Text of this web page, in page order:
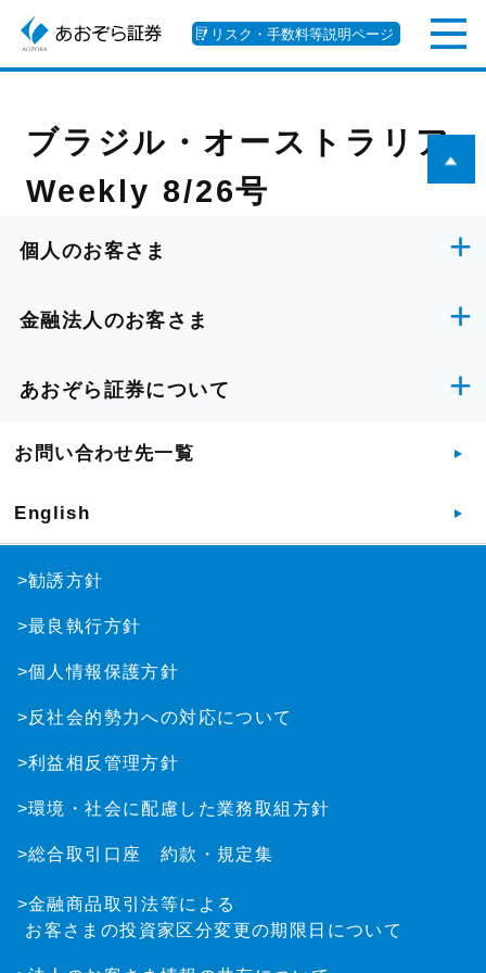
リスク・手数料等説明ページ
ブラジル・オーストラリア
Weekly 8/26号
個人のお客さま
金融法人のお客さま
あおぞら証券について
お問い合わせ先一覧
English
>勧誘方針
>最良執行方針
>個人情報保護方針
>反社会的勢力への対応について
>利益相反管理方針
>環境・社会に配慮した業務取組方針
>総合取引口座 約款・規定集
>金融商品取引法等による
お客さまの投資家区分変更の期限日について